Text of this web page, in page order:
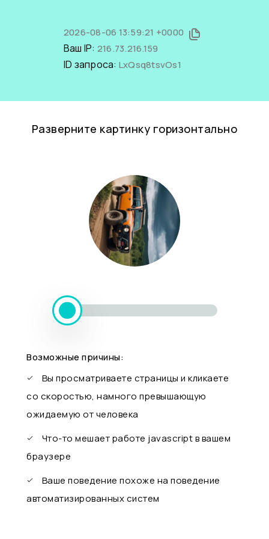
2026-08-06 13:59:21 +0000
Ваш IP: 216.73.216.159
ID запроса: LxQsq8tsvOs1
Разверните картинку горизонтально
Возможные причины:
Вы просматриваете страницы и кликаете
со скоростью, намного превышающую
ожидаемую от человека
Что-то мешает работе javascript в вашем
браузере
Ваше поведение похоже на поведение
автоматизированных систем